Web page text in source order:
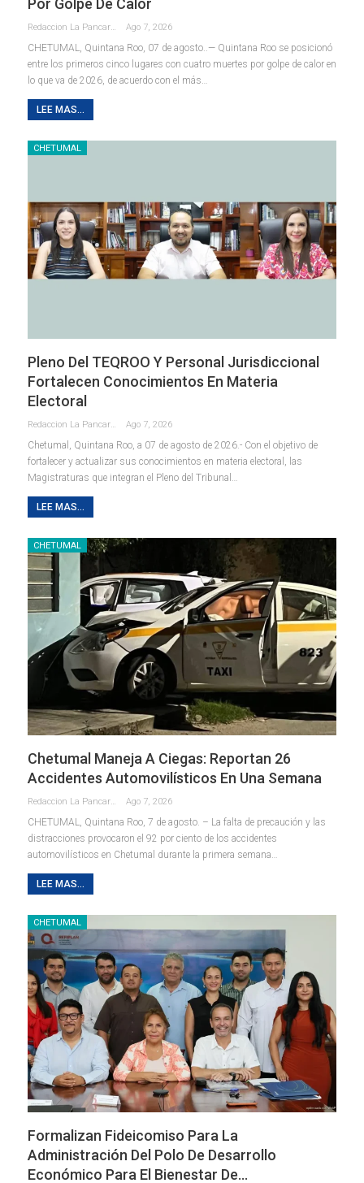
Por Golpe De Calor
Redaccion La Pancarta De Quintana Roo Ago 7, 2026
CHETUMAL, Quintana Roo, 07 de agosto..— Quintana Roo se posicionó
entre los primeros cinco lugares con cuatro muertes por golpe de calor en
lo que va de 2026, de acuerdo con el más…
LEE MAS...
CHETUMAL
Pleno Del TEQROO Y Personal Jurisdiccional
Fortalecen Conocimientos En Materia
Electoral
Ago 7, 2026
Chetumal, Quintana Roo, a 07 de agosto de 2026.- Con el objetivo de
fortalecer y actualizar sus conocimientos en materia electoral, las
Magistraturas que integran el Pleno del Tribunal
LEE MAS...
CHETUMAL
Chetumal Maneja A Ciegas: Reportan 26
Accidentes Automovilísticos En Una Semana
Redaccion La Pancarta De Quintana Roo Ago 7, 2026
CHETUMAL, Quintana Roo, 7 de agosto. – La falta de precaución y las
distracciones provocaron el 92 por ciento de los accidentes
automovilísticos en Chetumal durante la primera semana
LEE MAS...
CHETUMAL
Formalizan Fideicomiso Para La
Administración Del Polo De Desarrollo
Económico Para El Bienestar De…